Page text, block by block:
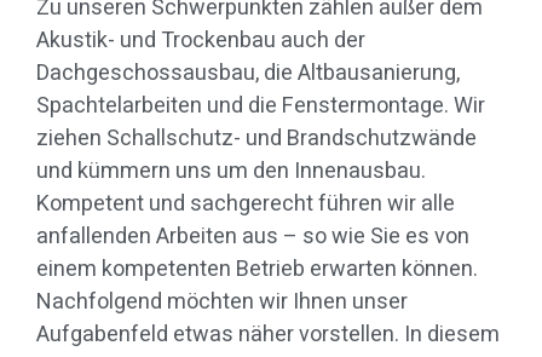
Zu unseren Schwerpunkten zählen außer dem
Akustik- und Trockenbau auch der
Dachgeschossausbau, die Altbausanierung,
Spachtelarbeiten und die Fenstermontage. Wir
ziehen Schallschutz- und Brandschutzwände
und kümmern uns um den Innenausbau.
Kompetent und sachgerecht führen wir alle
anfallenden Arbeiten aus – so wie Sie es von
einem kompetenten Betrieb erwarten können.
Nachfolgend möchten wir Ihnen unser
Aufgabenfeld etwas näher vorstellen. In diesem